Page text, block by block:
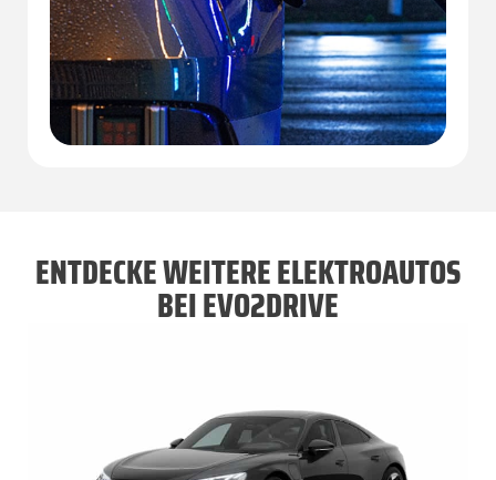
ENTDECKE WEITERE ELEKTROAUTOS
BEI EVO2DRIVE